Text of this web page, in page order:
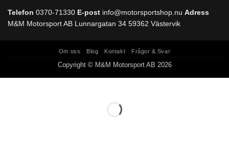
Telefon 0370-71330 E-post info@motorsportshop.nu Adress
M&M Motorsport AB Lunnargatan 34 59362 Västervik
Om oss Blog Kontakt Frågor & Svar
Copyright © M&M Motorsport AB 2026